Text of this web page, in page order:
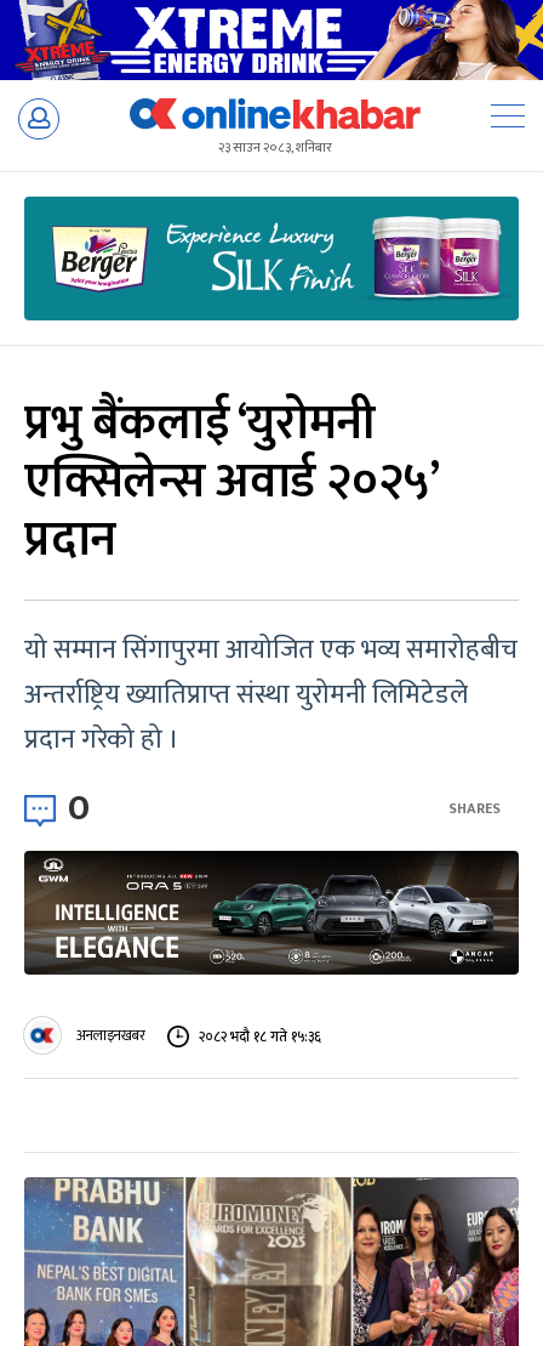
Skip
२३ साउन २०८३, शनिबार
प्रभु बैंकलाई ‘युरोमनी
एक्सिलेन्स अवार्ड २०२५’
प्रदान
यो सम्मान सिंगापुरमा आयोजित एक भव्य समारोहबीच
अन्तर्राष्ट्रिय ख्यातिप्राप्त संस्था युरोमनी लिमिटेडले
प्रदान गरेको हो ।
0 SHARES
अनलाइनखबर २०८२ भदौ १८ गते १५:३६